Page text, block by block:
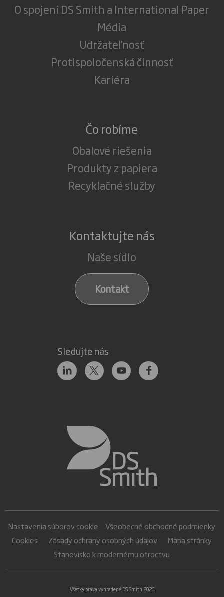
O spojení DS Smith a International Paper
Média
Udržateľnosť
Protispoločenská činnosť
Kariéra
Čo robíme
Obalové riešenia
Produkty z papiera
Recyklačné služby
Kontaktujte nás
Naše sídlo
Kontakt
Sledujte nás
Nastavenia súborov cookie
Všeobecné obchodné podmienky
Cookies
Zásady ochrany osobných údajov
Mapa stránky
Stanovisko k modernému otroctvu
Všetky práva vyhradené DS Smith 2026